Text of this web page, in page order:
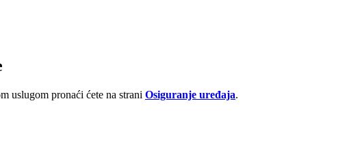
uslugom pronaći ćete na strani Osiguranje uređaja.